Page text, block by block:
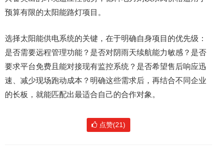
预算有限的太阳能路灯项目。
选择太阳能供电系统的关键，在于明确自身项目的优先级：
是否需要远程管理功能？是否对阴雨天续航能力敏感？是否
要求平台免费且能对接现有监控系统？是否希望售后响应迅
速、减少现场跑动成本？明确这些需求后，再结合不同企业
的长板，就能匹配出最适合自己的合作对象。
点赞(21)